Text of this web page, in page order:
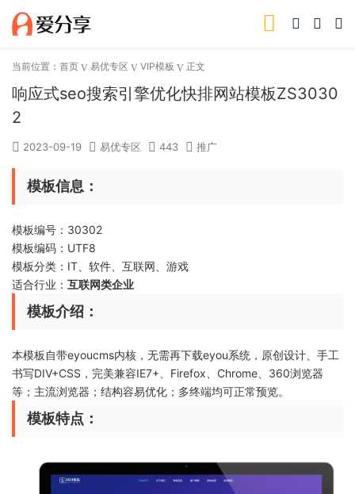
当前位置： 首页 易优专区 VIP模板 正文
响应式seo搜索引擎优化快排网站模板ZS3030
2
2023-09-19 易优专区 443 推广
模板信息：
模板编号：30302
模板编码：UTF8
模板分类：IT、软件、互联网、游戏
适合行业： 互联网类企业
模板介绍：
本模板自带eyoucms内核，无需再下载eyou系统，原创设计、手工
书写DIV+CSS，完美兼容IE7+、Firefox、Chrome、360浏览器
等；主流浏览器；结构容易优化；多终端均可正常预览。
模板特点：